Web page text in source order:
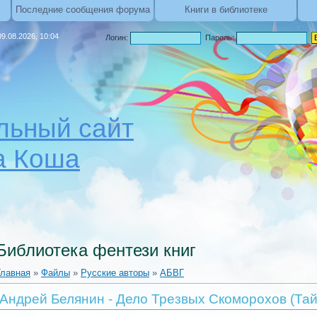
Последние сообщения форума Книги в библиотеке
10:04
сайт
Коша
Логин: Пароль:
фентези книг
» Файлы » Русские авторы » АБВГ
Андрей Белянин - Дело Трезвых Скоморохов